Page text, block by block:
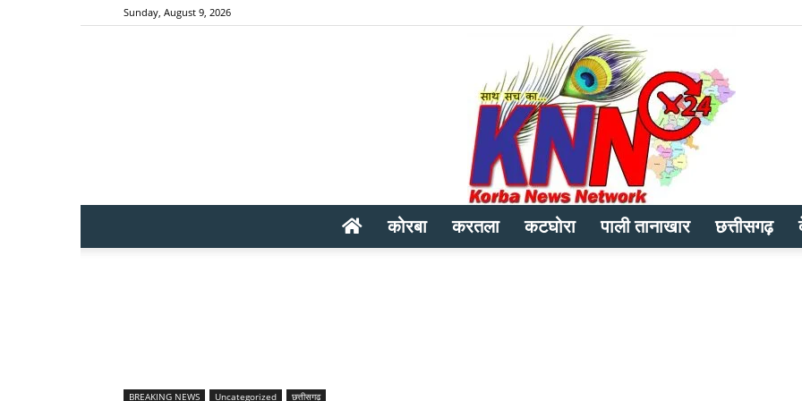
Sunday, August 9, 2026
कोरबा करतला कटघोरा पाली तानाखार छत्तीसगढ़
BREAKING NEWS Uncategorized छत्तीसगढ़